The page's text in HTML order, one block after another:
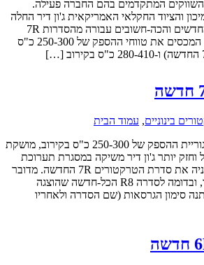
המתקדמים בהם החברה פעילה.
והציוד החקלאי האמריקאית ג'ון דיר החלה
למכור את הטרקטורים החדשים והכה-חשובים עבורה מהסדרות 7R
ו-8R; מדובר בטרקטורים המכסים את טווחי ההספק של 250-300 כ"ס
בינוניים, עמוד הבית
סדרה 7R המתחרה בקטגוריית ההספק של 250-300 כ"ס בקירוב, מושקת
יותר ג'ון דיר משיקה במסגרת תערוכת
'אגריטכניקה 2019' בגרמניה את סדרת הטרקטורים 7R החדשה. מדובר
ב'דור חדש', על פי ג'ון דיר, ובדומה לסדרה R8 הכל-חדשה שהוצגה
סימון הגרסאות (שם הסדרה ולאחריו